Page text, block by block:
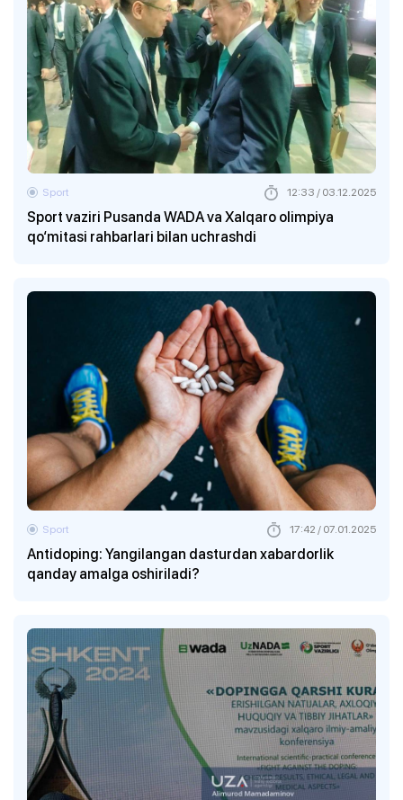
Sport vaziri Pusanda WADA va Xalqaro olimpiya
qo‘mitasi rahbarlari bilan uchrashdi
Sport 12:33 / 03.12.2025
Antidoping: Yangilangan dasturdan xabardorlik
qanday amalga oshiriladi?
Sport 17:42 / 07.01.2025